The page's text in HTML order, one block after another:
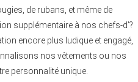
de rubans, et même de
supplémentaire à nos chefs-d’?
encore plus ludique et engagé,
nos vêtements ou nos
personnalité unique.